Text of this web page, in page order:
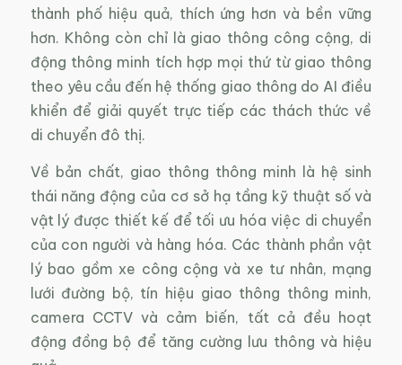
thành phố hiệu quả, thích ứng hơn và bền vững
hơn. Không còn chỉ là giao thông công cộng, di
động thông minh tích hợp mọi thứ từ giao thông
theo yêu cầu đến hệ thống giao thông do AI điều
khiển để giải quyết trực tiếp các thách thức về
di chuyển đô thị.
Về bản chất, giao thông thông minh là hệ sinh
thái năng động của cơ sở hạ tầng kỹ thuật số và
vật lý được thiết kế để tối ưu hóa việc di chuyển
của con người và hàng hóa. Các thành phần vật
lý bao gồm xe công cộng và xe tư nhân, mạng
lưới đường bộ, tín hiệu giao thông thông minh,
camera CCTV và cảm biến, tất cả đều hoạt
động đồng bộ để tăng cường lưu thông và hiệu